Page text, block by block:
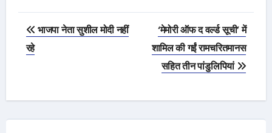
Post
navigation
भाजपा नेता सुशील मोदी नहीं
रहे
‘मेमोरी ऑफ द वर्ल्ड सूची’ में
शामिल की गईं रामचरितमानस
सहित तीन पांडुलिपियां